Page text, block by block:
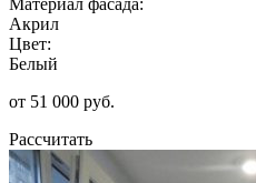
Акрил
Цвет:
Белый
от 51 000 руб.
Рассчитать